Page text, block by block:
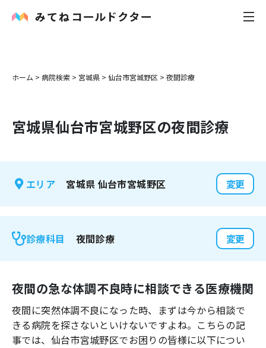
内科
花粉症
感染症
よくあるご質問
ホーム > 病院検索 > 宮城県 > 仙台市宮城野区 > 夜間診療
宮城県仙台市宮城野区の夜間診療
エリア 宮城県 仙台市宮城野区 変更
診療科目 夜間診療 変更
夜間の急な体調不良時に相談できる医療機関
夜間に突然体調不良になった時、まずは今から相談で
きる病院を探さないといけないですよね。こちらの記
事では、 仙台市宮城野区でお困りの皆様に以下につい